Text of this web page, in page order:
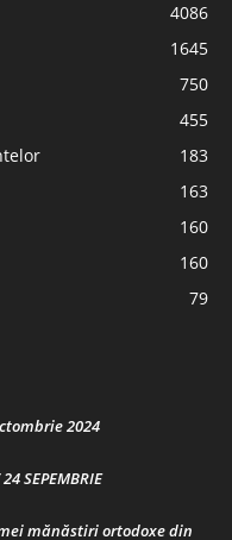
4086
1645
750
455
183
163
160
160
79
2024
SEPEMBRIE
mănăstiri ortodoxe din